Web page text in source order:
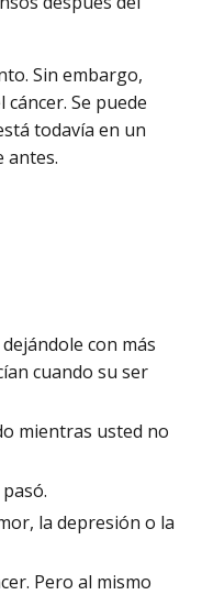
Sin embargo,
Se puede
todavía en un
antes.
con más
cuando su ser
mientras usted no
la depresión o la
Pero al mismo